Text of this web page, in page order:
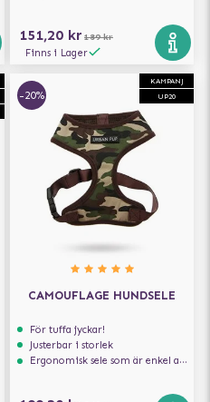
151,20 kr 189 kr
Finns i Lager
KAMPANJ
UP20
-20%
CAMOUFLAGE HUNDSELE
För tuffa jyckar!
Justerbar i storlek
Ergonomisk sele som är enkel att ta på och av